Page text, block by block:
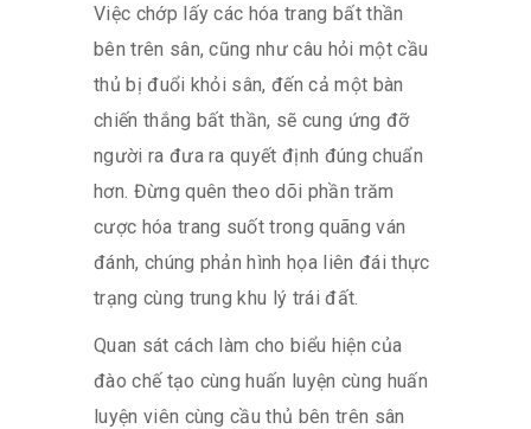
Việc chớp lấy các hóa trang bất thần
bên trên sân, cũng như câu hỏi một cầu
thủ bị đuổi khỏi sân, đến cả một bàn
chiến thắng bất thần, sẽ cung ứng đỡ
người ra đưa ra quyết định đúng chuẩn
hơn. Đừng quên theo dõi phần trăm
cược hóa trang suốt trong quãng ván
đánh, chúng phản hình họa liên đái thực
trạng cùng trung khu lý trái đất.
Quan sát cách làm cho biểu hiện của
đào chế tạo cùng huấn luyện cùng huấn
luyện viên cùng cầu thủ bên trên sân